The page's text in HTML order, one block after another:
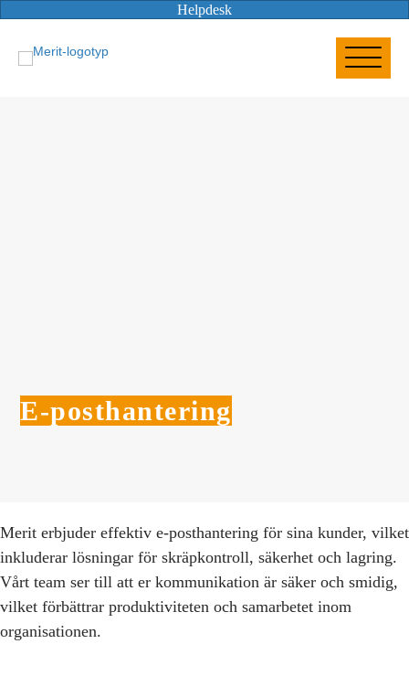
Helpdesk
E-posthantering
Merit erbjuder effektiv e-posthantering för sina kunder, vilket
inkluderar lösningar för skräpkontroll, säkerhet och lagring.
Vårt team ser till att er kommunikation är säker och smidig,
vilket förbättrar produktiviteten och samarbetet inom
organisationen.